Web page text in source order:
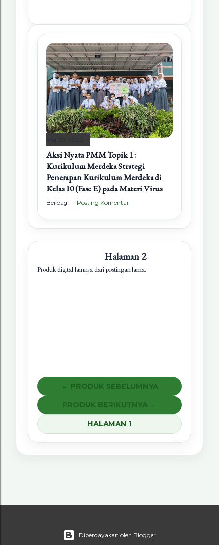
Mei 20, 2023
Aksi Nyata PMM Topik 1 :
Kurikulum Merdeka Strategi
Penerapan Kurikulum Merdeka di
Kelas 10 (Fase E) pada Materi Virus
Berbagi Posting Komentar
Halaman 2
Produk digital lainnya dari postingan lama.
← PRODUK SEBELUMNYA
PRODUK BERIKUTNYA →
HALAMAN 1
Diberdayakan oleh Blogger